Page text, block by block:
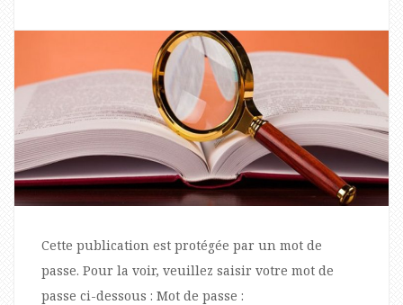
Cette publication est protégée par un mot de
passe. Pour la voir, veuillez saisir votre mot de
passe ci-dessous : Mot de passe :